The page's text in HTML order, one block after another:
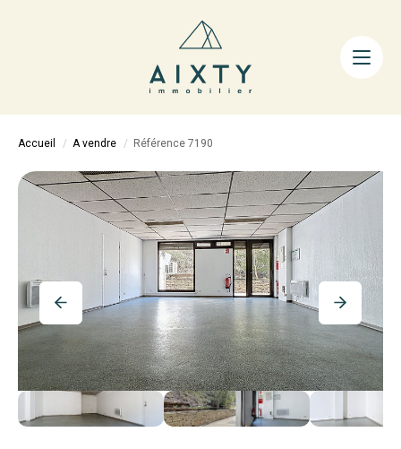
ACHETER
LA MÉTHODE
AIXTY & VOUS
Nos Agences
Nos Équipes
Nos Tarifs
Nos Biens Vendus
Notre City Guide
Accueil A vendre Référence 7190